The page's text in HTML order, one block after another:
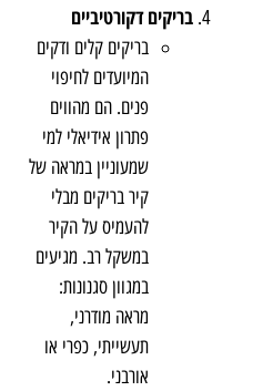
בריקים דקורטיביים
בריקים קלים ודקים
המיועדים לחיפוי
פנים. הם מהווים
פתרון אידיאלי למי
שמעוניין במראה של
קיר בריקים מבלי
להעמיס על הקיר
במשקל רב. מגיעים
במגוון סגנונות:
מראה מודרני,
תעשייתי, כפרי או
אורבני.